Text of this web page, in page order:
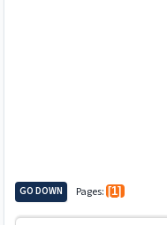
GO DOWN Pages 1